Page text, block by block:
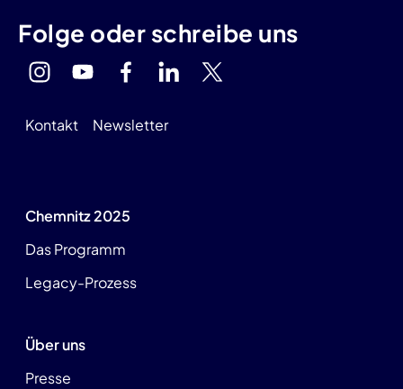
Folge oder schreibe uns
Kontakt Newsletter
Chemnitz 2025
Das Programm
Legacy-Prozess
Über uns
Presse